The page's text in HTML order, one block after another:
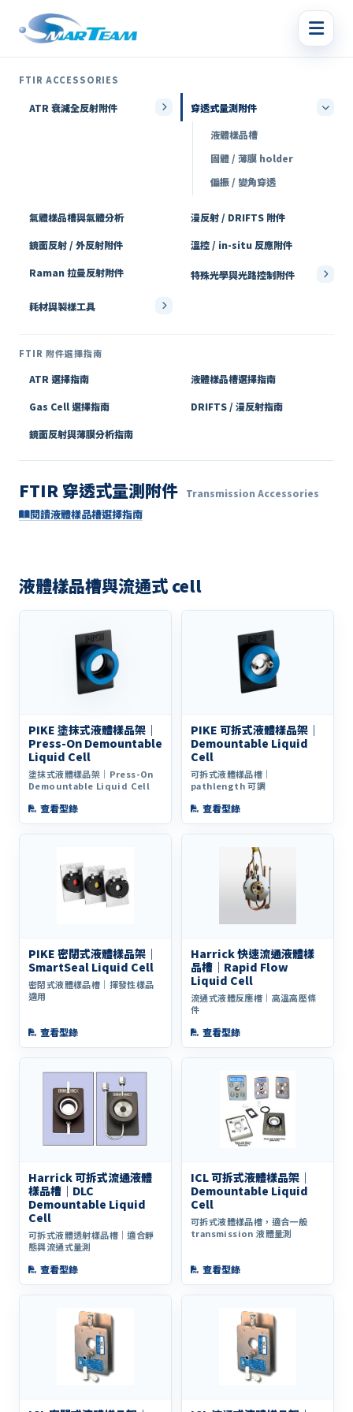
FTIR ACCESSORIES
ATR 衰減全反射附件 穿透式量測附件
液體樣品槽
固體 / 薄膜 holder
偏振 / 變角穿透
氣體樣品槽與氣體分析 漫反射 / DRIFTS 附件
鏡面反射 / 外反射附件 溫控 / in-situ 反應附件
Raman 拉曼反射附件 特殊光學與光路控制附件
耗材與製樣工具
FTIR 附件選擇指南
ATR 選擇指南 液體樣品槽選擇指南
Gas Cell 選擇指南 DRIFTS / 漫反射指南
鏡面反射與薄膜分析指南
FTIR 穿透式量測附件 Transmission Accessories
閱讀液體樣品槽選擇指南
液體樣品槽與流通式 cell
PIKE 塗抹式液體樣品架｜
Press-On Demountable
Liquid Cell
塗抹式液體樣品架｜Press-On
Demountable Liquid Cell
查看型錄
PIKE 可拆式液體樣品架｜
Demountable Liquid
Cell
可拆式液體樣品槽｜
pathlength 可調
查看型錄
PIKE 密閉式液體樣品架｜
SmartSeal Liquid Cell
密閉式液體樣品槽｜揮發性樣品
適用
查看型錄
Harrick 快速流通液體樣
品槽｜Rapid Flow
Liquid Cell
流通式液體反應槽｜高溫高壓條
件
查看型錄
Harrick 可拆式流通液體
樣品槽｜DLC
Demountable Liquid
Cell
可拆式液體透射樣品槽｜適合靜
態與流通式量測
查看型錄
ICL 可拆式液體樣品架｜
Demountable Liquid
Cell
可拆式液體樣品槽，適合一般
transmission 液體量測
查看型錄